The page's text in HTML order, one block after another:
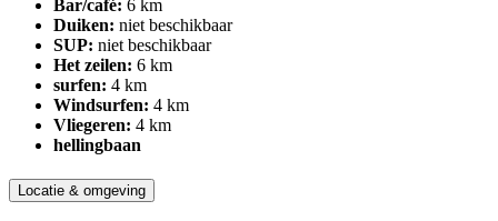
Bar/café: 6 km
Duiken: niet beschikbaar
SUP: niet beschikbaar
Het zeilen: 6 km
surfen: 4 km
Windsurfen: 4 km
Vliegeren: 4 km
hellingbaan
Locatie & omgeving